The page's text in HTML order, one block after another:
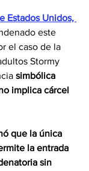
Estados Unidos,
este
el caso de la
Stormy
simbólica
implica cárcel
que la única
la entrada
sin